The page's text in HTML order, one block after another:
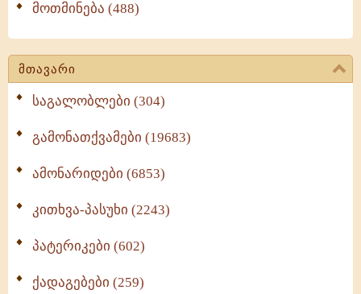
მოთმინება (488)
მთავარი
საგალობლები (304)
გამონათქვამები (19683)
ამონარიდები (6853)
კითხვა-პასუხი (2243)
პატერიკები (602)
ქადაგებები (259)